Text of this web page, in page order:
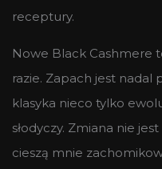
receptury.
Nowe Black Cashmere
razie. Zapach jest nadal
klasyka nieco tylko
słodyczy. Zmiana nie
cieszą mnie